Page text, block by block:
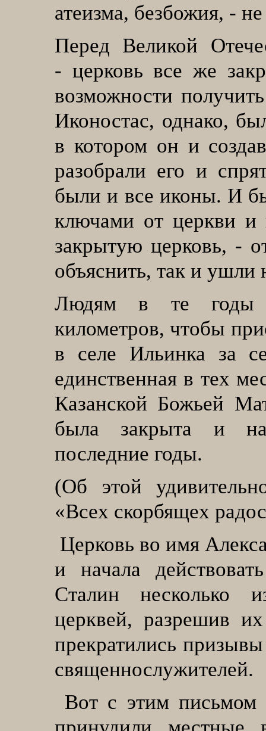
атеизма, безбожия, -
Перед Великой
- церковь все же
возможности
Иконостас, однако,
в котором он и
разобрали его и
были и все иконы. И
ключами от церкви
закрытую церковь, -
объяснить, так и ушли
Людям в те годы
километров, чтобы
в селе Ильинка за
единственная в тех
Казанской Божьей
была закрыта и
последние годы.
(Об этой
«Всех скорбящех
Церковь во имя
и начала
Сталин несколько
церквей, разрешив
прекратились
священнослужителей.
Вот с этим